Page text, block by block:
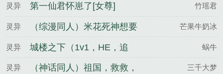
灵异 第一仙君怀崽了[女尊] 竹瑶君
灵异
（综漫同人）米花死神想要
翘班
芒果牛奶冰
灵异
城楼之下（1v1，HE，追
妻）
蜗牛
灵异
（神话同人）祖国，救救，
三千大梦